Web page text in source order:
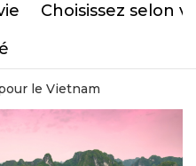
Choisissez selon
le Vietnam